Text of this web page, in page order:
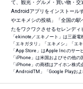
て、観光・グルメ・買い物・
Androidアプリをインストール
やエキメシの投稿」「全国の
たをワクワクさせるセレンディ
「ekinote／エキノート」は三菱電
「エキガタリ」「エキメシ」「エ
「App Store」はApple Inc.のサー
「iPhone」は米国およびその他の
「iPhone」の商標はアイホン株式
「AndroidTM 」「Google Playお